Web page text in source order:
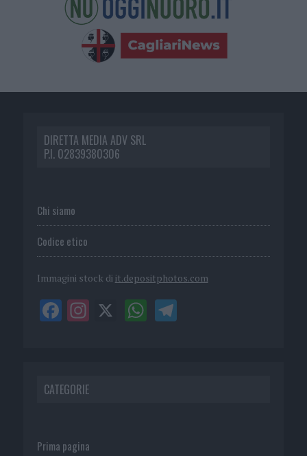
DIRETTA MEDIA ADV SRL
P.I. 02839380306
Chi siamo
Codice etico
Immagini stock di it.depositphotos.com
CATEGORIE
Prima pagina